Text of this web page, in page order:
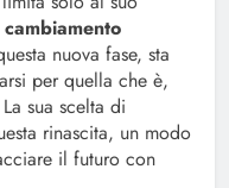
cambiamento
nuova fase, sta
per quella che è,
sua scelta di
rinascita, un modo
il futuro con